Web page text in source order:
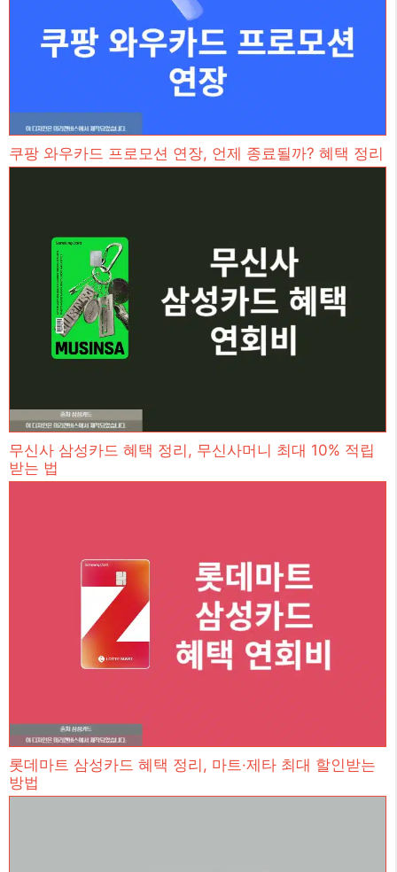
쿠팡 와우카드 프로모션 연장, 언제 종료될까? 혜택 정리
무신사 삼성카드 혜택 정리, 무신사머니 최대 10% 적립
받는 법
롯데마트 삼성카드 혜택 정리, 마트·제타 최대 할인받는
방법